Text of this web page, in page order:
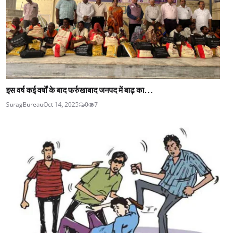
इस वर्ष कई वर्षों के बाद फर्रुखाबाद जनपद में बाढ़ का...
SuragBureauOct 14, 2025 0 7